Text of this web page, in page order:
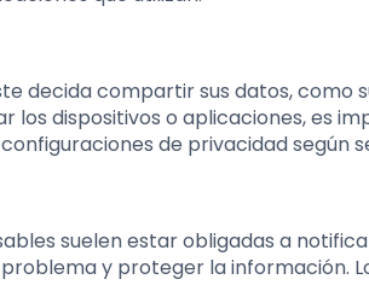
decida compartir sus datos, como
los dispositivos o aplicaciones, es
de privacidad según
suelen estar obligadas a
y proteger la información.